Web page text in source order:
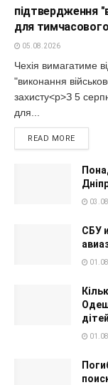
підтвердження
для
05.08.2026
Чехія вимагатиме
"виконання
захисту<p>З 5
для...
READ MORE
СБУ
дітей